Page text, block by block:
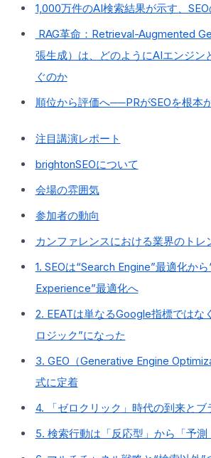
1,000万件のAI検索結果が示す、
RAG革命：Retrieval-Augmented
張生成）は、どのようにAIエンジン
ぐのか
順位から評価へ──PRがSEOを根本
注目講演レポート
brightonSEOについて
会場の雰囲気
参加者の動向
カンファレンスにおける業界のトレ
1. SEOは“Search Engine”最適化か
Experience”最適化へ
2. EEATは単なるGoogle指標ではな
ロジック”になった
3. GEO（Generative Engine
式に定着
4. 「ゼロクリック」時代の到来とブ
5. 検索行動は「反応型」から「予